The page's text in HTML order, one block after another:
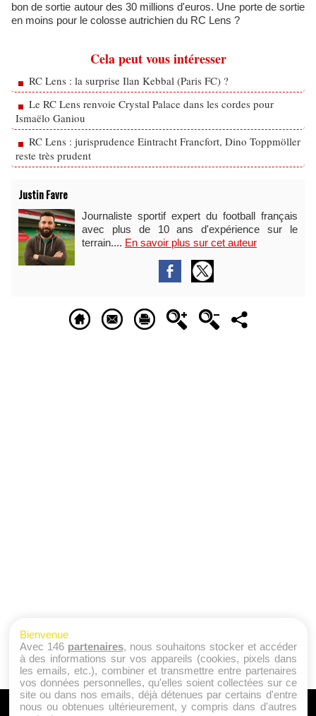
bon de sortie autour des 30 millions d'euros. Une porte de sortie
en moins pour le colosse autrichien du RC Lens ?
Cela peut vous intéresser
RC Lens : la surprise Ilan Kebbal (Paris FC) ?
Le RC Lens renvoie Crystal Palace dans les cordes pour
Ismaëlo Ganiou
RC Lens : jurisprudence Eintracht Francfort, Dino Toppmöller
reste très prudent
Justin Favre
Journaliste sportif expert du football français
avec plus de 10 ans d'expérience sur le
terrain.... En savoir plus sur cet auteur
Bienvenue
Avec 146 partenaires, nous souhaitons stocker et accéder
à des informations sur vos appareils (cookies, pixels dans
les emails, etc.), combiner et transmettre entre partenaires
vos données personnelles, qu'elles soient collectées sur ce
site ou dans nos emails, déjà détenues par certains d'entre
nous ou obtenues ultérieurement, y compris dans d'autres